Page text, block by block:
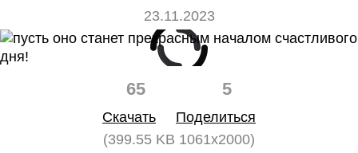
23.11.2023
65 5
Скачать
Поделиться
(399.55 KB 1061x2000)